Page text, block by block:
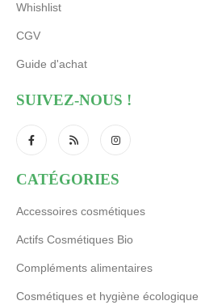
Whishlist
CGV
Guide d'achat
SUIVEZ-NOUS !
CATÉGORIES
Accessoires cosmétiques
Actifs Cosmétiques Bio
Compléments alimentaires
Cosmétiques et hygiène écologique